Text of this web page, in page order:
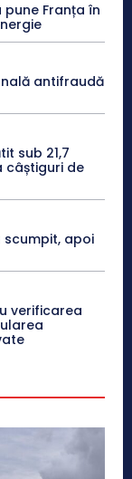
pune Franța în
antifraudă
sub 21,7
câștiguri de
scumpit, apoi
verificarea